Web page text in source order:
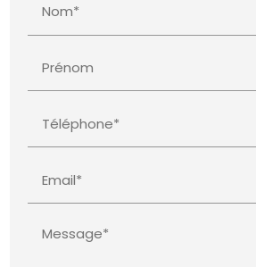
Nom*
Prénom
Téléphone*
Email*
Message*